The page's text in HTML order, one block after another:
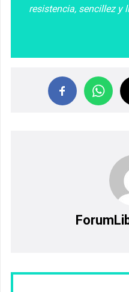
resistencia, sencillez y